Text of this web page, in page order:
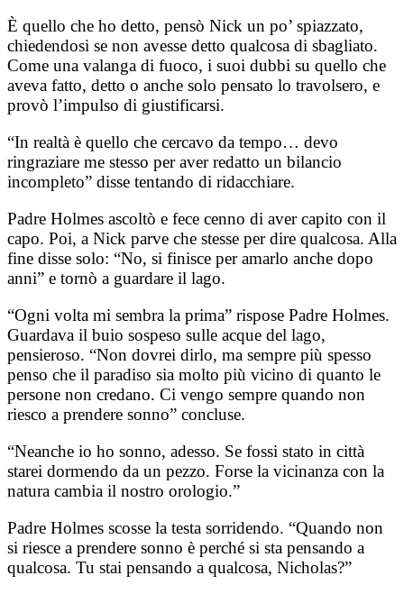
È quello che ho detto, pensò Nick un po’ spiazzato,
chiedendosi se non avesse detto qualcosa di sbagliato.
Come una valanga di fuoco, i suoi dubbi su quello che
aveva fatto, detto o anche solo pensato lo travolsero, e
provò l’impulso di giustificarsi.
“In realtà è quello che cercavo da tempo… devo
ringraziare me stesso per aver redatto un bilancio
incompleto” disse tentando di ridacchiare.
Padre Holmes ascoltò e fece cenno di aver capito con il
capo. Poi, a Nick parve che stesse per dire qualcosa. Alla
fine disse solo: “No, si finisce per amarlo anche dopo
anni” e tornò a guardare il lago.
“Ogni volta mi sembra la prima” rispose Padre Holmes.
Guardava il buio sospeso sulle acque del lago,
pensieroso. “Non dovrei dirlo, ma sempre più spesso
penso che il paradiso sia molto più vicino di quanto le
persone non credano. Ci vengo sempre quando non
riesco a prendere sonno” concluse.
“Neanche io ho sonno, adesso. Se fossi stato in città
starei dormendo da un pezzo. Forse la vicinanza con la
natura cambia il nostro orologio.”
Padre Holmes scosse la testa sorridendo. “Quando non
si riesce a prendere sonno è perché si sta pensando a
qualcosa. Tu stai pensando a qualcosa, Nicholas?”